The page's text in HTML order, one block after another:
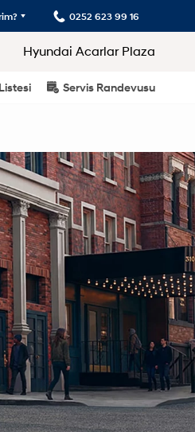
0252 623 99 16
Hyundai Acarlar Plaza
Servis Randevusu